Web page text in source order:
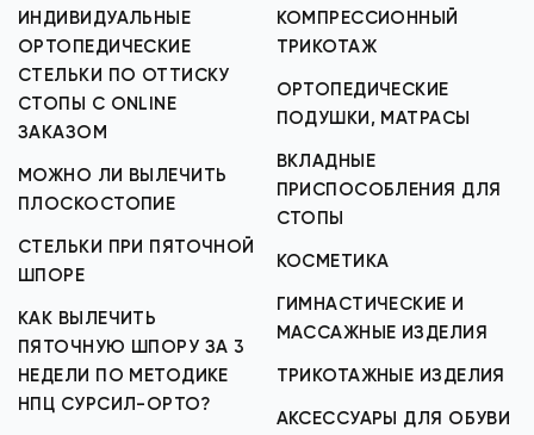
ИНДИВИДУАЛЬНЫЕ
ОРТОПЕДИЧЕСКИЕ
СТЕЛЬКИ ПО ОТТИСКУ
СТОПЫ С ONLINE
ЗАКАЗОМ
МОЖНО ЛИ ВЫЛЕЧИТЬ
ПЛОСКОСТОПИЕ
СТЕЛЬКИ ПРИ ПЯТОЧНОЙ
ШПОРЕ
КАК ВЫЛЕЧИТЬ
ПЯТОЧНУЮ ШПОРУ ЗА 3
НЕДЕЛИ ПО МЕТОДИКЕ
НПЦ СУРСИЛ-ОРТО?
КОМПРЕССИОННЫЙ
ТРИКОТАЖ
ОРТОПЕДИЧЕСКИЕ
ПОДУШКИ, МАТРАСЫ
ВКЛАДНЫЕ
ПРИСПОСОБЛЕНИЯ ДЛЯ
СТОПЫ
КОСМЕТИКА
ГИМНАСТИЧЕСКИЕ И
МАССАЖНЫЕ ИЗДЕЛИЯ
ТРИКОТАЖНЫЕ ИЗДЕЛИЯ
АКСЕССУАРЫ ДЛЯ ОБУВИ